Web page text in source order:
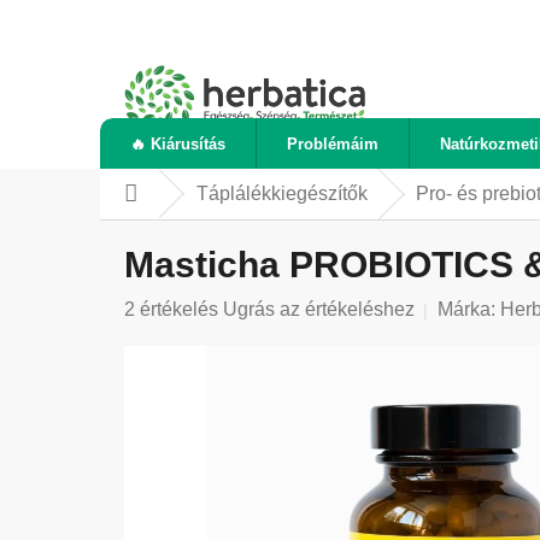
🔥 Kiárusítás Problémáim
KezdőlapTáplálékkiegészítők Pro- és
Masticha PROBIOTICS
A
2 értékelés Ugrás az értékeléshez Márka: